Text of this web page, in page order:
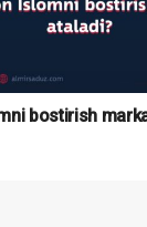
bostirish